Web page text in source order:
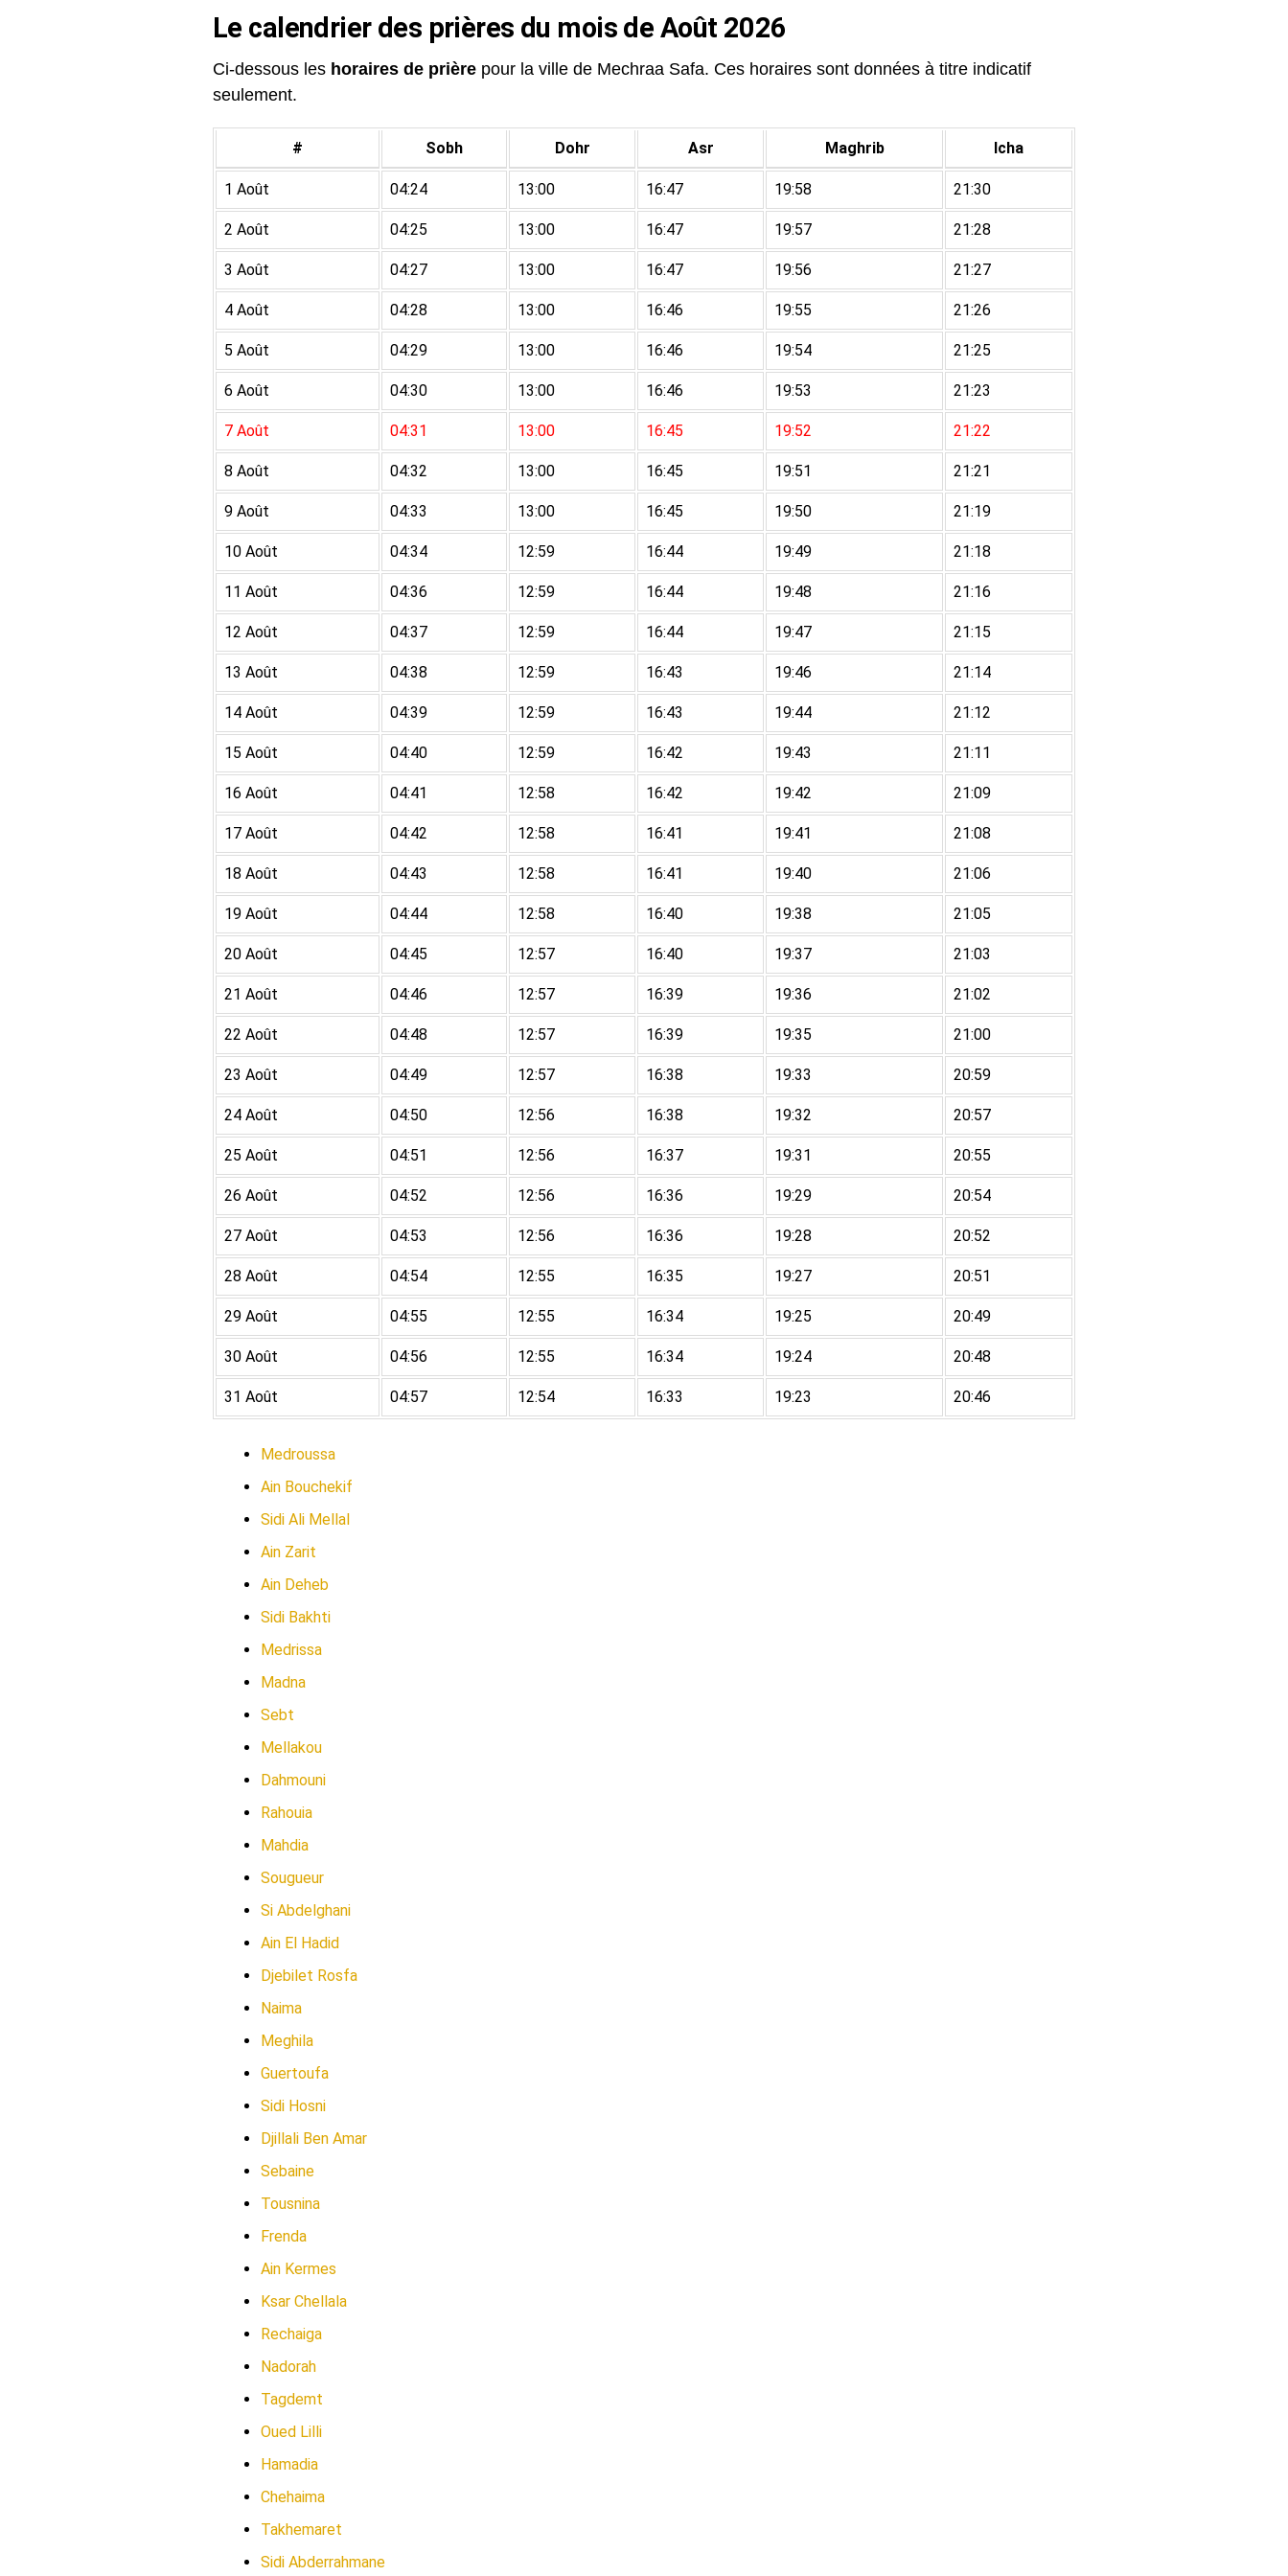
Le calendrier des prières du mois de Août 2026
Ci-dessous les horaires de prière pour la ville de Mechraa Safa. Ces horaires sont données à titre indicatif
seulement.
# Sobh Dohr Asr Maghrib Icha
1 Août 04:24 13:00 16:47 19:58 21:30
2 Août 04:25 13:00 16:47 19:57 21:28
3 Août 04:27 13:00 16:47 19:56 21:27
4 Août 04:28 13:00 16:46 19:55 21:26
5 Août 04:29 13:00 16:46 19:54 21:25
6 Août 04:30 13:00 16:46 19:53 21:23
7 Août 04:31 13:00 16:45 19:52 21:22
8 Août 04:32 13:00 16:45 19:51 21:21
9 Août 04:33 13:00 16:45 19:50 21:19
10 Août 04:34 12:59 16:44 19:49 21:18
11 Août 04:36 12:59 16:44 19:48 21:16
12 Août 04:37 12:59 16:44 19:47 21:15
13 Août 04:38 12:59 16:43 19:46 21:14
14 Août 04:39 12:59 16:43 19:44 21:12
15 Août 04:40 12:59 16:42 19:43 21:11
16 Août 04:41 12:58 16:42 19:42 21:09
17 Août 04:42 12:58 16:41 19:41 21:08
18 Août 04:43 12:58 16:41 19:40 21:06
19 Août 04:44 12:58 16:40 19:38 21:05
20 Août 04:45 12:57 16:40 19:37 21:03
21 Août 04:46 12:57 16:39 19:36 21:02
22 Août 04:48 12:57 16:39 19:35 21:00
23 Août 04:49 12:57 16:38 19:33 20:59
24 Août 04:50 12:56 16:38 19:32 20:57
25 Août 04:51 12:56 16:37 19:31 20:55
26 Août 04:52 12:56 16:36 19:29 20:54
27 Août 04:53 12:56 16:36 19:28 20:52
28 Août 04:54 12:55 16:35 19:27 20:51
29 Août 04:55 12:55 16:34 19:25 20:49
30 Août 04:56 12:55 16:34 19:24 20:48
31 Août 04:57 12:54 16:33 19:23 20:46
Medroussa
Ain Bouchekif
Sidi Ali Mellal
Ain Zarit
Ain Deheb
Sidi Bakhti
Medrissa
Madna
Sebt
Mellakou
Dahmouni
Rahouia
Mahdia
Sougueur
Si Abdelghani
Ain El Hadid
Djebilet Rosfa
Naima
Meghila
Guertoufa
Sidi Hosni
Djillali Ben Amar
Sebaine
Tousnina
Frenda
Ain Kermes
Ksar Chellala
Rechaiga
Nadorah
Tagdemt
Oued Lilli
Hamadia
Chehaima
Takhemaret
Sidi Abderrahmane